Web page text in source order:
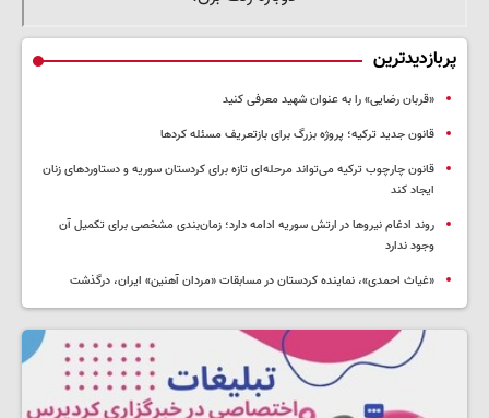
پربازدیدترین
«قربان رضایی» را به عنوان شهید معرفی کنید
قانون جدید ترکیه؛ پروژه بزرگ‌ برای بازتعریف مسئله کردها
قانون چارچوب ترکیه می‌تواند مرحله‌ای تازه برای کردستان سوریه و دستاوردهای زنان
ایجاد کند
روند ادغام نیروها در ارتش سوریه ادامه دارد؛ زمان‌بندی مشخصی برای تکمیل آن
وجود ندارد
«غیاث احمدی»، نماینده کردستان در مسابقات «مردان آهنین» ایران، درگذشت